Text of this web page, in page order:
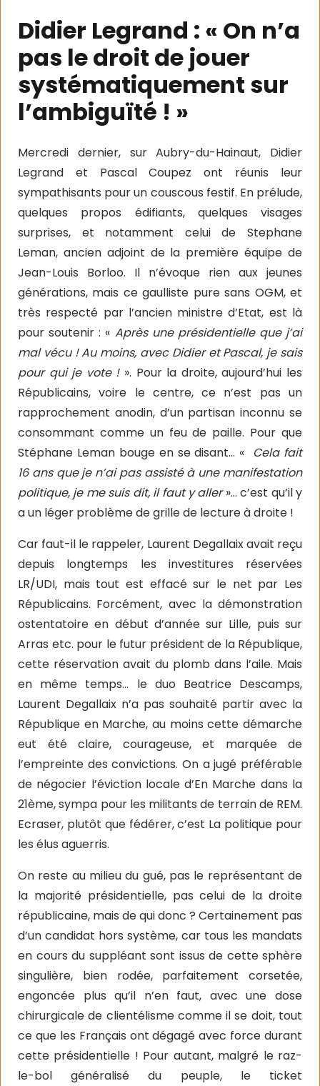
Didier Legrand : « On n’a
pas le droit de jouer
systématiquement sur
l’ambiguïté ! »
Mercredi dernier, sur Aubry-du-Hainaut, Didier
Legrand et Pascal Coupez ont réunis leur
sympathisants pour un couscous festif. En prélude,
quelques propos édifiants, quelques visages
surprises, et notamment celui de Stephane
Leman, ancien adjoint de la première équipe de
Jean-Louis Borloo. Il n’évoque rien aux jeunes
générations, mais ce gaulliste pure sans OGM, et
très respecté par l’ancien ministre d’Etat, est là
pour soutenir : « Après une présidentielle que j’ai
mal vécu ! Au moins, avec Didier et Pascal, je sais
pour qui je vote ! ». Pour la droite, aujourd’hui les
Républicains, voire le centre, ce n’est pas un
rapprochement anodin, d’un partisan inconnu se
consommant comme un feu de paille. Pour que
Stéphane Leman bouge en se disant… « Cela fait
16 ans que je n’ai pas assisté à une manifestation
politique, je me suis dit, il faut y aller»… c’est qu’il y
a un léger problème de grille de lecture à droite !
Car faut-il le rappeler, Laurent Degallaix avait reçu
depuis longtemps les investitures réservées
LR/UDI, mais tout est effacé sur le net par Les
Républicains. Forcément, avec la démonstration
ostentatoire en début d’année sur Lille, puis sur
Arras etc. pour le futur président de la République,
cette réservation avait du plomb dans l’aile. Mais
en même temps… le duo Beatrice Descamps,
Laurent Degallaix n’a pas souhaité partir avec la
République en Marche, au moins cette démarche
eut été claire, courageuse, et marquée de
l’empreinte des convictions. On a jugé préférable
de négocier l’éviction locale d’En Marche dans la
21ème, sympa pour les militants de terrain de REM.
Ecraser, plutôt que fédérer, c’est La politique pour
les élus aguerris.
On reste au milieu du gué, pas le représentant de
la majorité présidentielle, pas celui de la droite
républicaine, mais de qui donc ? Certainement pas
d’un candidat hors système, car tous les mandats
en cours du suppléant sont issus de cette sphère
singulière, bien rodée, parfaitement corsetée,
engoncée plus qu’il n’en faut, avec une dose
chirurgicale de clientélisme comme il se doit, tout
ce que les Français ont dégagé avec force durant
cette présidentielle ! Pour autant, malgré le raz-
le-bol généralisé du peuple, le ticket